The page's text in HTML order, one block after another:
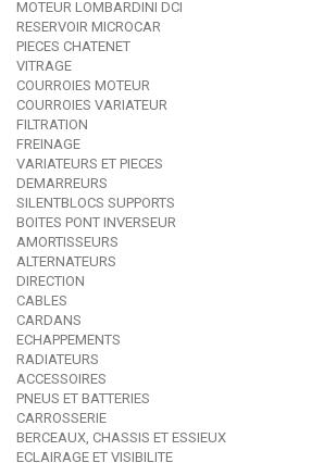
MOTEUR LOMBARDINI DCI
RESERVOIR MICROCAR
PIECES CHATENET
VITRAGE
COURROIES MOTEUR
COURROIES VARIATEUR
FILTRATION
FREINAGE
VARIATEURS ET PIECES
DEMARREURS
SILENTBLOCS SUPPORTS
BOITES PONT INVERSEUR
AMORTISSEURS
ALTERNATEURS
DIRECTION
CABLES
CARDANS
ECHAPPEMENTS
RADIATEURS
ACCESSOIRES
PNEUS ET BATTERIES
CARROSSERIE
BERCEAUX, CHASSIS ET ESSIEUX
ECLAIRAGE ET VISIBILITE